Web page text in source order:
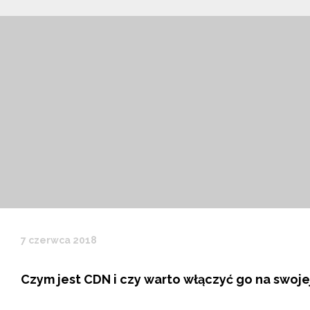
7 czerwca 2018
Czym jest CDN i czy warto włączyć go na